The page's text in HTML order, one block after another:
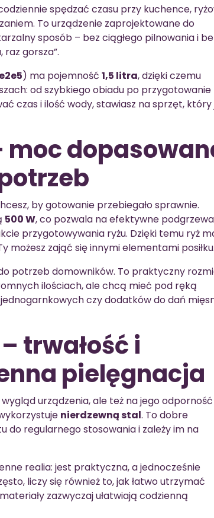
spędzać czasu przy kuchence,
To urządzenie zaprojektowane do
sposób – bez ciągłego pilnowania i
raz gorsza”.
) ma pojemność 1,5 litra, dzięki czemu
od szybkiego obiadu po przygotowanie
czas i ilość wody, stawiasz na sprzęt, który
moc
by gotowanie przebiegało sprawnie.
500 W, co pozwala na efektywne
przygotowywania ryżu. Dzięki temu ryż
możesz zająć się innymi elementami posiłku.
potrzeb domowników. To praktyczny
ilościach, ale chcą mieć pod ręką
czy dodatków do dań
trwałość i
pielęgnacja
urządzenia, ale też na jego
nierdzewną stal. To dobre
do regularnego stosowania i zależy im na
realia: jest praktyczna, a jednocześnie
liczy się również to, jak łatwo utrzymać
zazwyczaj ułatwiają codzienną